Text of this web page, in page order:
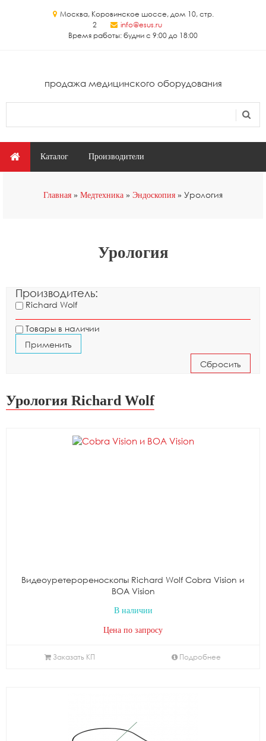
Москва, Коровинское шоссе, дом 10, стр.
2
info@esus.ru
Время работы: будни с 9:00 до 18:00
продажа медицинского оборудования
Главное меню
Каталог Производители
Главная Медтехника Эндоскопия Урология
Урология
Производитель:
Richard Wolf
Товары в наличии
Урология Richard Wolf
Видеоуретерореноскопы Richard Wolf Cobra Vision и
BOA Vision
В наличии
Цена по запросу
Заказать КП Подробнее